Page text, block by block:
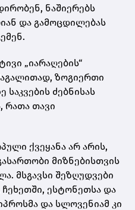
ნაშიერებს
და გამოცდილებას
„იარაღების“
ზოგიერთი
ძებნისას
რათა თავი
ქვეყანა არ არის,
მიზნებისთვის
მსგავსი შეზღუდვები
ესტონეთსა და
და სლოვენიამ კი